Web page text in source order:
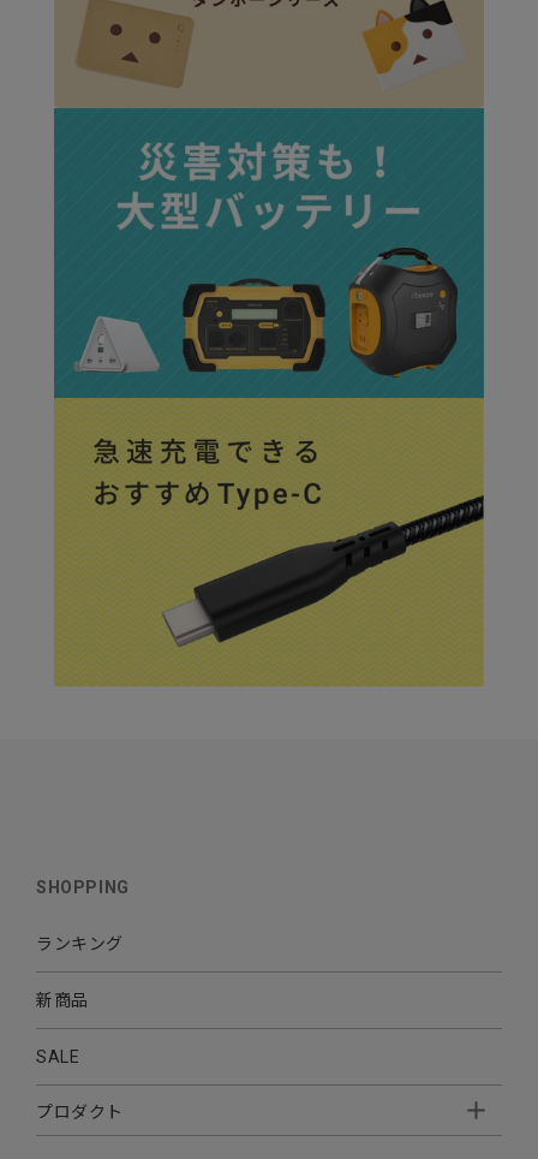
SHOPPING
ランキング
新商品
SALE
プロダクト